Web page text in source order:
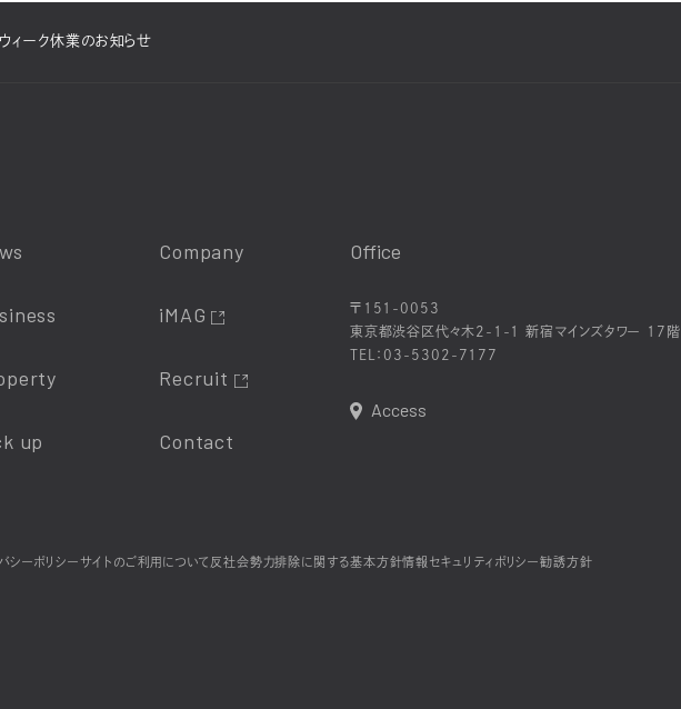
ィーク休業のお知らせ
up
Company
iMAG
Recruit
Contact
Office
〒151-0053
東京都渋谷区代々木2-1-1 新宿マインズタワー 17階
TEL： 03-5302-7177
Access
シーポリシーサイトのご利用について 反社会勢力排除に関する基本方針情報セキュリティポリシー勧誘方針